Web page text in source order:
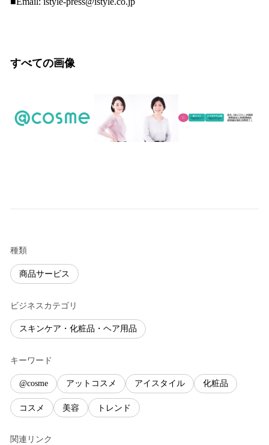
すべての画像
種類
商品サービス
ビジネスカテゴリ
スキンケア・化粧品・ヘア用品
キーワード
@cosme アットコスメ アイスタイル 化粧品
コスメ 美容 トレンド
関連リンク